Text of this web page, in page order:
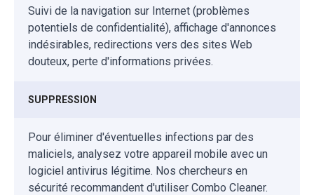
Suivi de la navigation sur Internet (problèmes
potentiels de confidentialité), affichage d'annonces
indésirables, redirections vers des sites Web
douteux, perte d'informations privées.
SUPPRESSION
Pour éliminer d'éventuelles infections par des
maliciels, analysez votre appareil mobile avec un
logiciel antivirus légitime. Nos chercheurs en
sécurité recommandent d'utiliser Combo Cleaner.